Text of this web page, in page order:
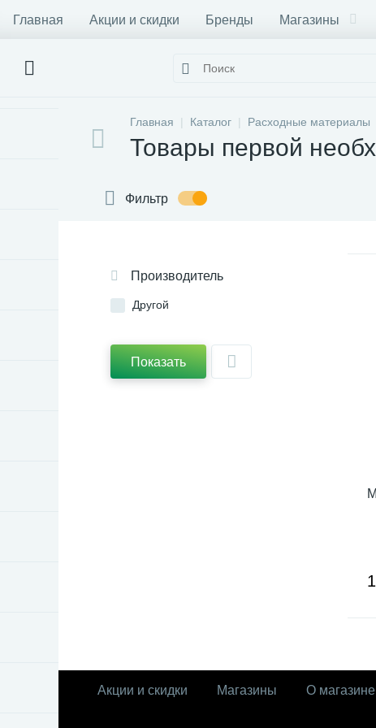
Главная Акции и скидки Бренды Магазины
Главная Каталог Расходные материалы
Товары первой
Фильтр
Производитель
Другой
Показать
Акции и скидки Магазины О магазине